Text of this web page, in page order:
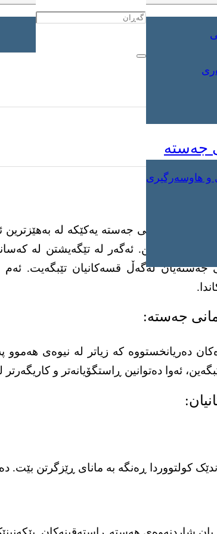
و هاوسەرگیری
جەستە
دەکرێت؟ زمانی جەستە یەکێکە لە
تێبگەین. ئەگەر لە تێگەیشتن لە
جەستەیان لەگەڵ قسەکانیان تێبگەیت. ئەم
جەستە:
دەریانخستووە کە زیاتر لە نیوەی هەموو
ئەوا دەتوانین ڕاستگۆیانەتر و
کولتووردا ڕەنگە بە مانای ڕێزگرتن بێت.